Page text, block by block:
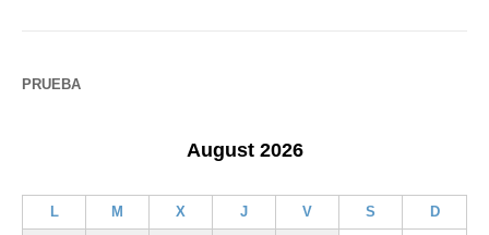
PRUEBA
August 2026
L M X J V S D